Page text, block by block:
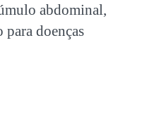
abdominal,
doenças